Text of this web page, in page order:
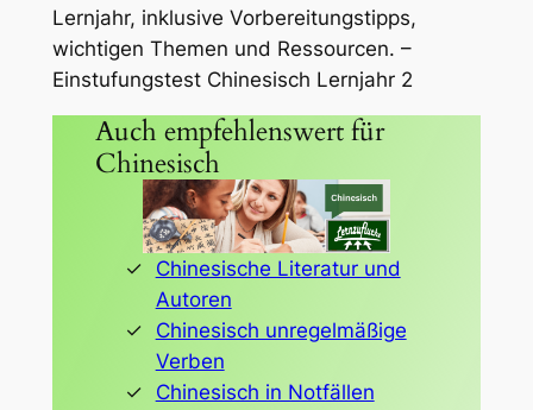
Lernjahr, inklusive Vorbereitungstipps,
wichtigen Themen und Ressourcen. –
Einstufungstest Chinesisch Lernjahr 2
Auch empfehlenswert für
Chinesisch
Chinesische Literatur und
Autoren
Chinesisch unregelmäßige
Verben
Chinesisch in Notfällen